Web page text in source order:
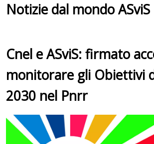
Notizie dal mondo ASviS
Cnel e ASviS: firmato
monitorare gli Obiettivi
2030 nel Pnrr